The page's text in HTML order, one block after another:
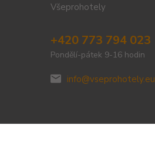
Všeprohotely
+420 773 794 023
Pondělí-pátek 9-16 hodin
info@vseprohotely.eu